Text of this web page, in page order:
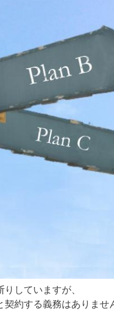
していますが、
約する義務はありませ